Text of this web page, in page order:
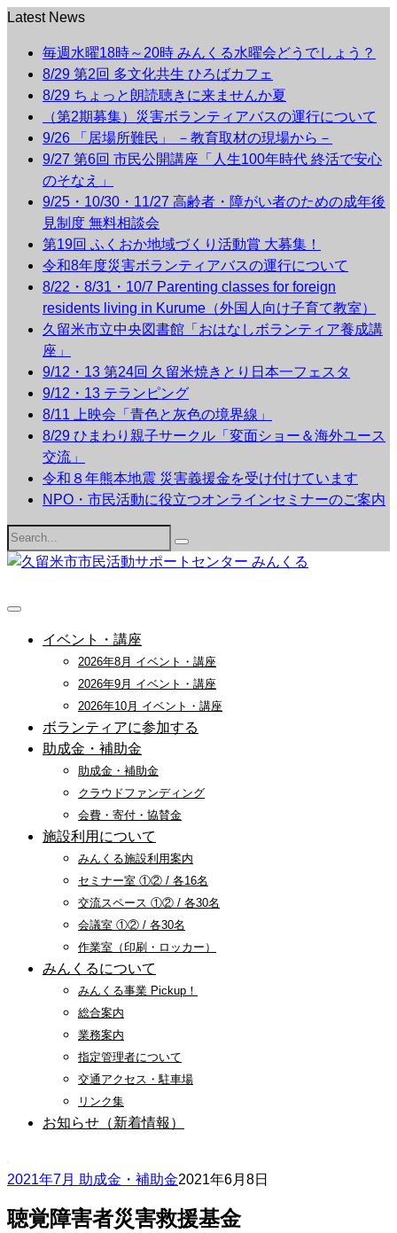
Latest News
毎週水曜18時～20時 みんくる水曜会どうでしょう？
8/29 第2回 多文化共生 ひろばカフェ
8/29 ちょっと朗読聴きに来ませんか夏
（第2期募集）災害ボランティアバスの運行について
9/26 「居場所難民」 －教育取材の現場から－
9/27 第6回 市民公開講座「人生100年時代 終活で安心
のそなえ」
9/25・10/30・11/27 高齢者・障がい者のための成年後
見制度 無料相談会
第19回 ふくおか地域づくり活動賞 大募集！
令和8年度災害ボランティアバスの運行について
8/22・8/31・10/7 Parenting classes for foreign
residents living in Kurume（外国人向け子育て教室）
久留米市立中央図書館「おはなしボランティア養成講
座」
9/12・13 第24回 久留米焼きとり日本一フェスタ
9/12・13 テランピング
8/11 上映会「青色と灰色の境界線」
8/29 ひまわり親子サークル「変面ショー＆海外ユース
交流」
令和８年熊本地震 災害義援金を受け付けています
NPO・市民活動に役立つオンラインセミナーのご案内
Search
for:
イベント・講座
2026年8月 イベント・講座
2026年9月 イベント・講座
2026年10月 イベント・講座
ボランティアに参加する
助成金・補助金
助成金・補助金
クラウドファンディング
会費・寄付・協賛金
施設利用について
みんくる施設利用案内
セミナー室 ①② / 各16名
交流スペース ①② / 各30名
会議室 ①② / 各30名
作業室（印刷・ロッカー）
みんくるについて
みんくる事業 Pickup！
総合案内
業務案内
指定管理者について
交通アクセス・駐車場
リンク集
お知らせ（新着情報）
2021年7月 助成金・補助金2021年6月8日
聴覚障害者災害救援基金